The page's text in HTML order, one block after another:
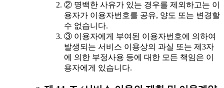
② 명백한 사유가 있는 경우를 제외하고는 이
용자가 이용자번호를 공유, 양도 또는 변경할
수 없습니다.
③ 이용자에게 부여된 이용자번호에 의하여
발생되는 서비스 이용상의 과실 또는 제3자
에 의한 부정사용 등에 대한 모든 책임은 이
용자에게 있습니다.